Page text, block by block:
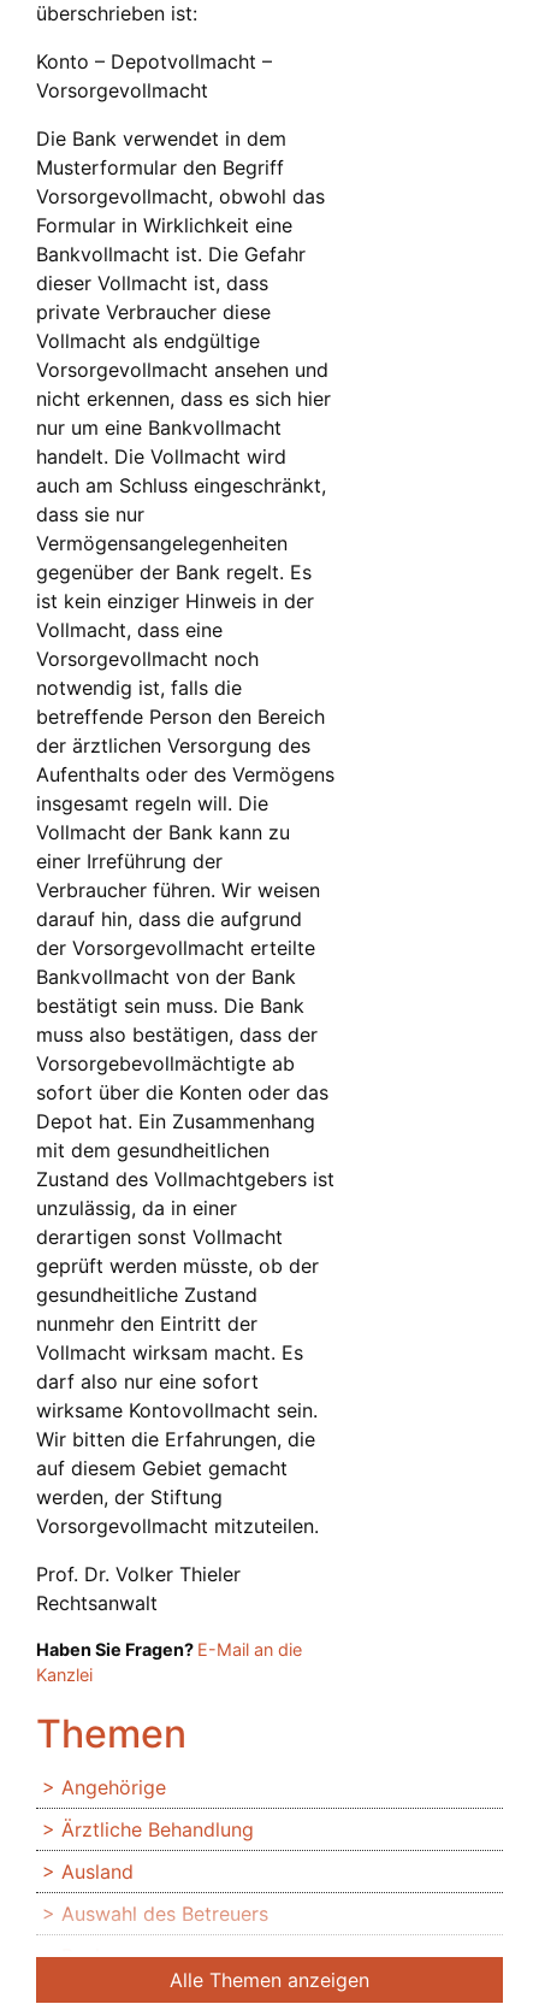
überschrieben ist:
Konto – Depotvollmacht –
Vorsorgevollmacht
Die Bank verwendet in dem
Musterformular den Begriff
Vorsorgevollmacht, obwohl das
Formular in Wirklichkeit eine
Bankvollmacht ist. Die Gefahr
dieser Vollmacht ist, dass
private Verbraucher diese
Vollmacht als endgültige
Vorsorgevollmacht ansehen und
nicht erkennen, dass es sich hier
nur um eine Bankvollmacht
handelt. Die Vollmacht wird
auch am Schluss eingeschränkt,
dass sie nur
Vermögensangelegenheiten
gegenüber der Bank regelt. Es
ist kein einziger Hinweis in der
Vollmacht, dass eine
Vorsorgevollmacht noch
notwendig ist, falls die
betreffende Person den Bereich
der ärztlichen Versorgung des
Aufenthalts oder des Vermögens
insgesamt regeln will. Die
Vollmacht der Bank kann zu
einer Irreführung der
Verbraucher führen. Wir weisen
darauf hin, dass die aufgrund
der Vorsorgevollmacht erteilte
Bankvollmacht von der Bank
bestätigt sein muss. Die Bank
muss also bestätigen, dass der
Vorsorgebevollmächtigte ab
sofort über die Konten oder das
Depot hat. Ein Zusammenhang
mit dem gesundheitlichen
Zustand des Vollmachtgebers ist
unzulässig, da in einer
derartigen sonst Vollmacht
geprüft werden müsste, ob der
gesundheitliche Zustand
nunmehr den Eintritt der
Vollmacht wirksam macht. Es
darf also nur eine sofort
wirksame Kontovollmacht sein.
Wir bitten die Erfahrungen, die
auf diesem Gebiet gemacht
werden, der Stiftung
Vorsorgevollmacht mitzuteilen.
Prof. Dr. Volker Thieler
Rechtsanwalt
Haben Sie Fragen? E-Mail an die
Kanzlei
Themen
Angehörige
Ärztliche Behandlung
Ausland
Auswahl des Betreuers
Banken
Bedingte Vollmacht
Alle Themen anzeigen